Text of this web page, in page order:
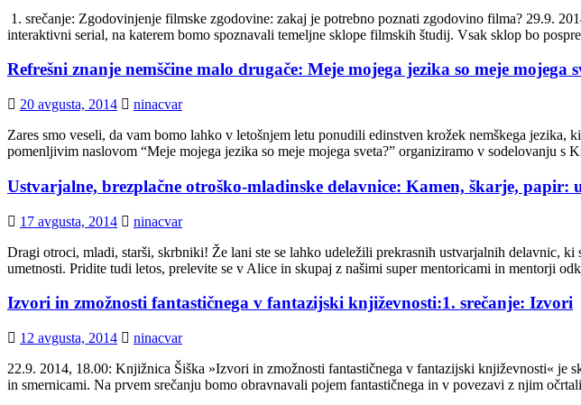
1. srečanje: Zgodovinjenje filmske zgodovine: zakaj je potrebno poznati zgodovino filma? 29.9.
interaktivni serial, na katerem bomo spoznavali temeljne sklope filmskih študij. Vsak sklop bo
Refrešni znanje nemščine malo drugače: Meje mojega jezika so meje mojega
20 avgusta, 2014
ninacvar
Zares smo veseli, da vam bomo lahko v letošnjem letu ponudili edinstven krožek nemškega
pomenljivim naslovom “Meje mojega jezika so meje mojega sveta?” organiziramo v sodelovanju
Ustvarjalne, brezplačne otroško-mladinske delavnice: Kamen, škarje, papir:
17 avgusta, 2014
ninacvar
Dragi otroci, mladi, starši, skrbniki! Že lani ste se lahko udeležili prekrasnih ustvarjalnih delavnic,
umetnosti. Pridite tudi letos, prelevite se v Alice in skupaj z našimi super mentoricami in
Izvori in zmožnosti fantastičnega v fantazijski književnosti:1. srečanje: Izvori
12 avgusta, 2014
ninacvar
22.9. 2014, 18.00: Knjižnica Šiška »Izvori in zmožnosti fantastičnega v fantazijski književnosti«
in smernicami. Na prvem srečanju bomo obravnavali pojem fantastičnega in v povezavi z njim